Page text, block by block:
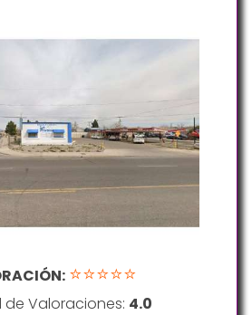
⭐⭐⭐⭐⭐
de Valoraciones: 4.0